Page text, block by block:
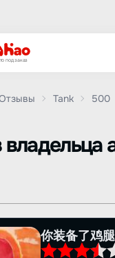
под заказ
Tank 500
владельца
你装备了鸡腿